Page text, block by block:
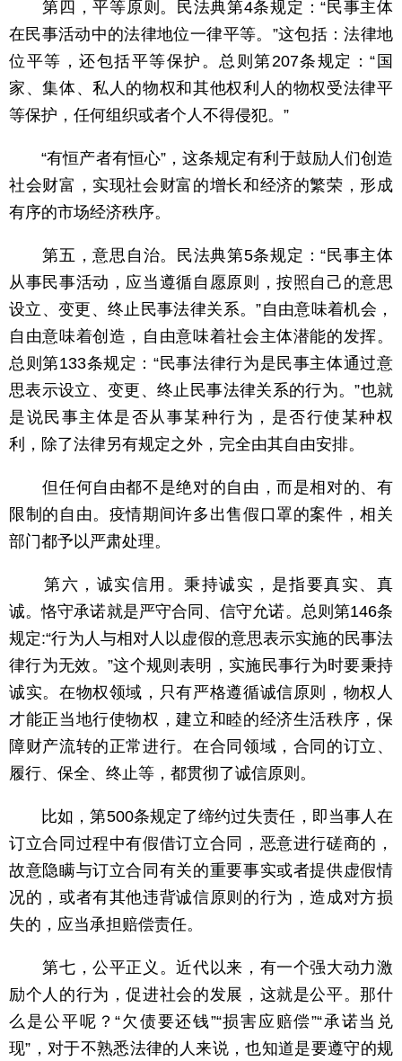
第四，平等原则。民法典第4条规定：“民事主体
在民事活动中的法律地位一律平等。”这包括：法律地
位平等，还包括平等保护。总则第207条规定：“国
家、集体、私人的物权和其他权利人的物权受法律平
等保护，任何组织或者个人不得侵犯。”
“有恒产者有恒心”，这条规定有利于鼓励人们创造
社会财富，实现社会财富的增长和经济的繁荣，形成
有序的市场经济秩序。
第五，意思自治。民法典第5条规定：“民事主体
从事民事活动，应当遵循自愿原则，按照自己的意思
设立、变更、终止民事法律关系。”自由意味着机会，
自由意味着创造，自由意味着社会主体潜能的发挥。
总则第133条规定：“民事法律行为是民事主体通过意
思表示设立、变更、终止民事法律关系的行为。”也就
是说民事主体是否从事某种行为，是否行使某种权
利，除了法律另有规定之外，完全由其自由安排。
但任何自由都不是绝对的自由，而是相对的、有
限制的自由。疫情期间许多出售假口罩的案件，相关
部门都予以严肃处理。
第六，诚实信用。秉持诚实，是指要真实、真
诚。恪守承诺就是严守合同、信守允诺。总则第146条
规定:“行为人与相对人以虚假的意思表示实施的民事法
律行为无效。”这个规则表明，实施民事行为时要秉持
诚实。在物权领域，只有严格遵循诚信原则，物权人
才能正当地行使物权，建立和睦的经济生活秩序，保
障财产流转的正常进行。在合同领域，合同的订立、
履行、保全、终止等，都贯彻了诚信原则。
比如，第500条规定了缔约过失责任，即当事人在
订立合同过程中有假借订立合同，恶意进行磋商的，
故意隐瞒与订立合同有关的重要事实或者提供虚假情
况的，或者有其他违背诚信原则的行为，造成对方损
失的，应当承担赔偿责任。
第七，公平正义。近代以来，有一个强大动力激
励个人的行为，促进社会的发展，这就是公平。那什
么是公平呢？“欠债要还钱”“损害应赔偿”“承诺当兑
现”，对于不熟悉法律的人来说，也知道是要遵守的规